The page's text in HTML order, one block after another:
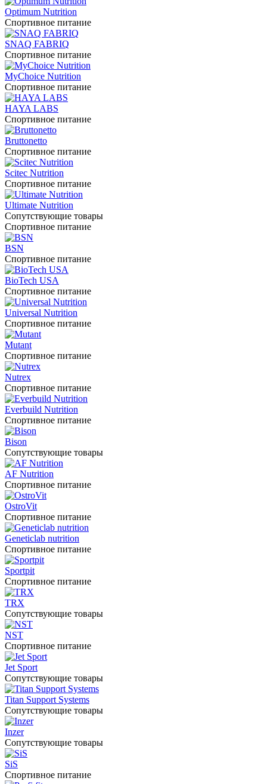
Optimum Nutrition
Спортивное питание
SNAQ FABRIQ
Спортивное питание
MyChoice Nutrition
Спортивное питание
HAYA LABS
Спортивное питание
Bruttonetto
Спортивное питание
Scitec Nutrition
Спортивное питание
Ultimate Nutrition
Сопутствующие товары
Спортивное питание
BSN
Спортивное питание
BioTech USA
Спортивное питание
Universal Nutrition
Спортивное питание
Mutant
Спортивное питание
Nutrex
Спортивное питание
Everbuild Nutrition
Спортивное питание
Bison
Сопутствующие товары
AF Nutrition
Спортивное питание
OstroVit
Спортивное питание
Geneticlab nutrition
Спортивное питание
Sportpit
Спортивное питание
TRX
Сопутствующие товары
NST
Спортивное питание
Jet Sport
Сопутствующие товары
Titan Support Systems
Сопутствующие товары
Inzer
Сопутствующие товары
SiS
Спортивное питание